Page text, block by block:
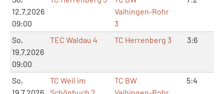
12.7.2026
09:00
Vaihingen-Rohr
3
So,
19.7.2026
09:00
TEC Waldau 4 TC Herrenberg 3 3:6
So,
TC Weil im
TC BW
5:4